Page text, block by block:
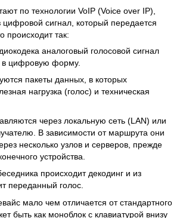
по технологии VoIP (Voice over IP),
сигнал, который передается
происходит так:
аналоговый голосовой сигнал
в цифровую форму.
пакеты данных, в которых
нагрузка (голос) и техническая
через локальную сеть (LAN) или
В зависимости от маршрута они
несколько узлов и серверов, прежде
устройства.
происходит декодинг и из
переданный голос.
мало чем отличается от стандартного
быть как моноблок с клавиатурой внизу